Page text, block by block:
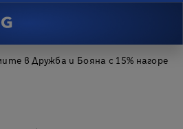
в Дружба и Бояна с 15% нагоре